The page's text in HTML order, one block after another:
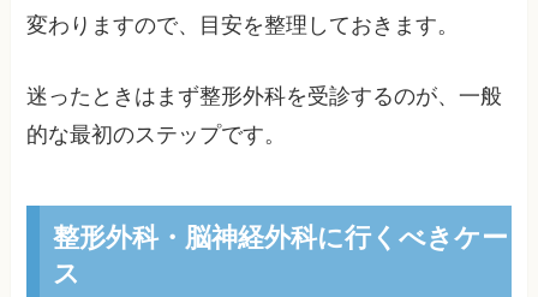
変わりますので、目安を整理しておきます。
迷ったときはまず整形外科を受診するのが、一般
的な最初のステップです。
整形外科・脳神経外科に行くべきケー
ス